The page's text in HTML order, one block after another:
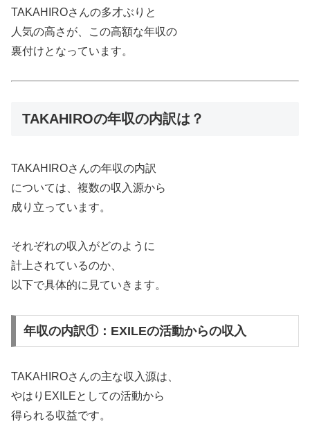
TAKAHIROさんの多才ぶりと
人気の高さが、この高額な年収の
裏付けとなっています。
TAKAHIROの年収の内訳は？
TAKAHIROさんの年収の内訳
については、複数の収入源から
成り立っています。
それぞれの収入がどのように
計上されているのか、
以下で具体的に見ていきます。
年収の内訳①：EXILEの活動からの収入
TAKAHIROさんの主な収入源は、
やはりEXILEとしての活動から
得られる収益です。